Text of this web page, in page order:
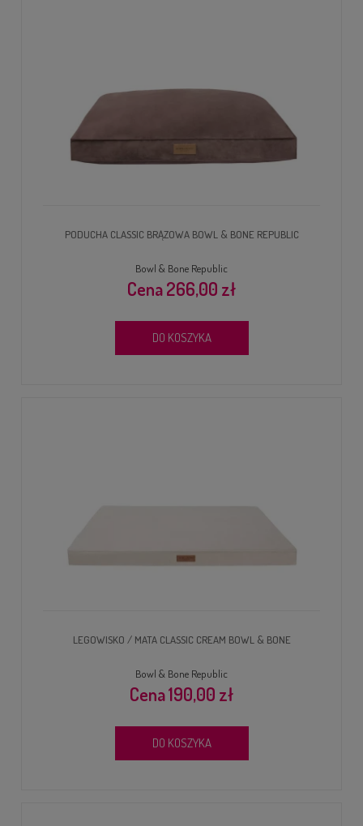
PODUCHA CLASSIC BRĄZOWA BOWL & BONE REPUBLIC
Bowl & Bone Republic
266,00 zł
DO KOSZYKA
LEGOWISKO / MATA CLASSIC CREAM BOWL & BONE
Bowl & Bone Republic
190,00 zł
DO KOSZYKA